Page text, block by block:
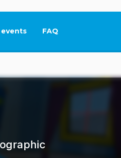
FAQ
This link will open in